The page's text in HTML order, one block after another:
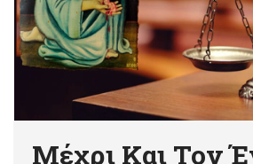
Μέχρι Και Τον